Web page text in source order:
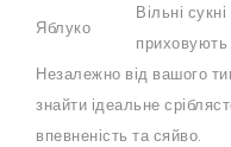
Яблуко
Вільні
приховують
Незалежно від вашого
знайти ідеальне
впевненість та сяйво.